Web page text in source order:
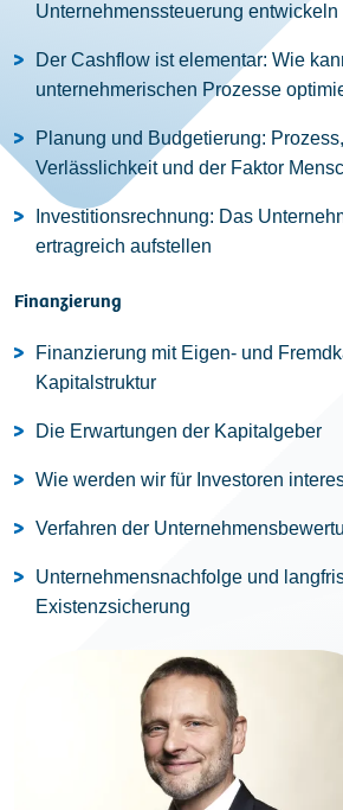
Unternehmenssteuerung entwickeln
Der Cashflow ist elementar: Wie
unternehmerischen Prozesse
Planung und Budgetierung:
Verlässlichkeit und der Faktor
Investitionsrechnung: Das
ertragreich aufstellen
Finanzierung
Finanzierung mit Eigen- und
Kapitalstruktur
Die Erwartungen der Kapitalgeber
Wie werden wir für Investoren
Verfahren der
Unternehmensnachfolge und
Existenzsicherung